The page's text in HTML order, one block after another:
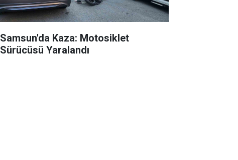
Samsun'da Kaza: Motosiklet
Sürücüsü Yaralandı